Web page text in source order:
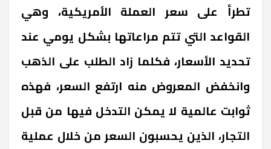
تطرأ على سعر العملة الأمريكية، وهي
القواعد التي تتم مراعاتها بشكل يومي عند
تحديد الأسعار، فكلما زاد الطلب على الذهب
وانخفض المعروض منه ارتفع السعر، فهذه
ثوابت عالمية لا يمكن التدخل فيها من قبل
التجار، الذين يحسبون السعر من خلال عملية